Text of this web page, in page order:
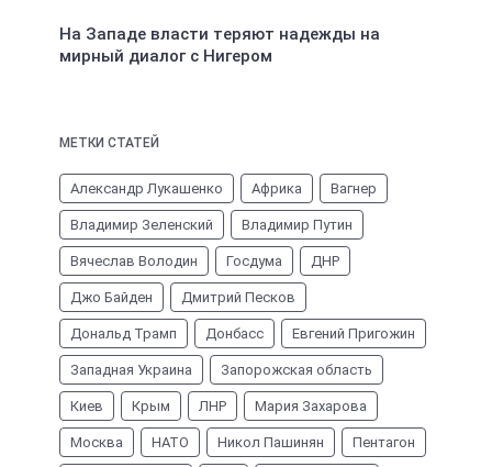
На Западе власти теряют надежды на
мирный диалог с Нигером
МЕТКИ СТАТЕЙ
Александр Лукашенко Африка Вагнер
Владимир Зеленский Владимир Путин
Вячеслав Володин Госдума ДНР
Джо Байден Дмитрий Песков
Дональд Трамп Донбасс Евгений Пригожин
Западная Украина Запорожская область
Киев Крым ЛНР Мария Захарова
Москва НАТО Никол Пашинян Пентагон